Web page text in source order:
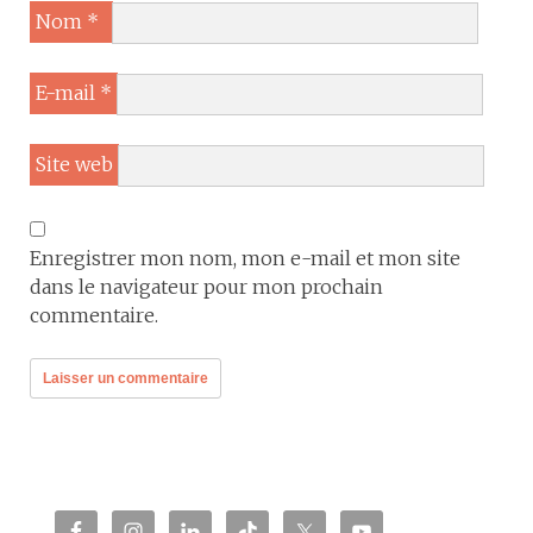
Nom *
E-mail *
Site web
Enregistrer mon nom, mon e-mail et mon site
dans le navigateur pour mon prochain
commentaire.